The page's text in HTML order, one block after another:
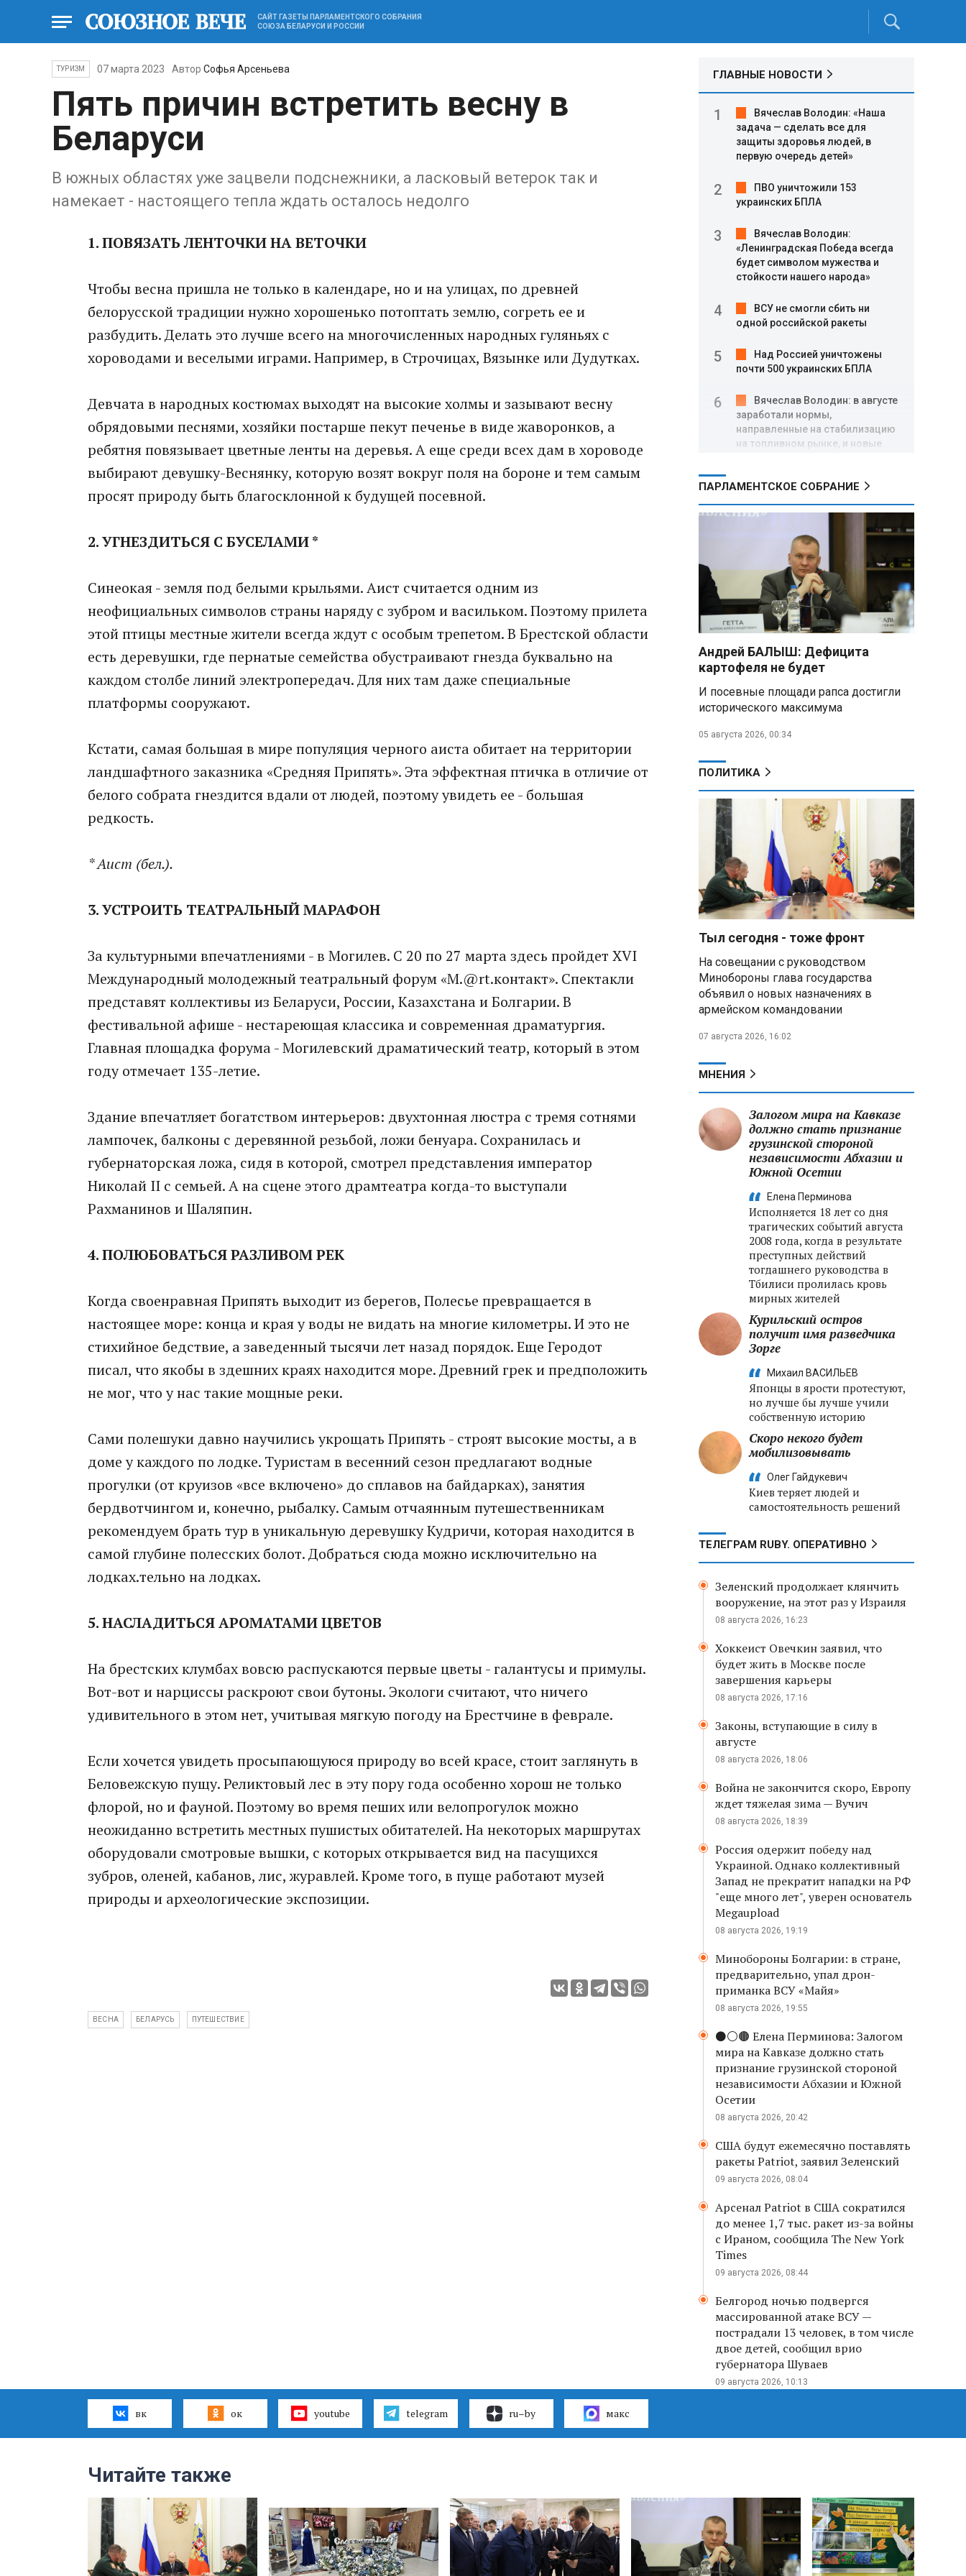
САЙТ ГАЗЕТЫ ПАРЛАМЕНТСКОГО СОБРАНИЯ
СОЮЗА БЕЛАРУСИ И РОССИИ
ТУРИЗМ 07 марта 2023 АвторСофья Арсеньева
Пять причин встретить весну в
Беларуси
В южных областях уже зацвели подснежники, а ласковый ветерок так и
намекает - настоящего тепла ждать осталось недолго
1. ПОВЯЗАТЬ ЛЕНТОЧКИ НА ВЕТОЧКИ
Чтобы весна пришла не только в календаре, но и на улицах, по древней
белорусской традиции нужно хорошенько потоптать землю, согреть ее и
разбудить. Делать это лучше всего на многочисленных народных гуляньях с
хороводами и веселыми играми. Например, в Строчицах, Вязынке или Дудутках.
Девчата в народных костюмах выходят на высокие холмы и зазывают весну
обрядовыми песнями, хозяйки постарше пекут печенье в виде жаворонков, а
ребятня повязывает цветные ленты на деревья. А еще среди всех дам в хороводе
выбирают девушку-Веснянку, которую возят вокруг поля на бороне и тем самым
просят природу быть благосклонной к будущей посевной.
2. УГНЕЗДИТЬСЯ С БУСЕЛАМИ *
Синеокая - земля под белыми крыльями. Аист считается одним из
неофициальных символов страны наряду с зубром и васильком. Поэтому прилета
этой птицы местные жители всегда ждут с особым трепетом. В Брестской области
есть деревушки, где пернатые семейства обустраивают гнезда буквально на
каждом столбе линий электропередач. Для них там даже специальные
платформы сооружают.
Кстати, самая большая в мире популяция черного аиста обитает на территории
ландшафтного заказника «Средняя Припять». Эта эффектная птичка в отличие от
белого собрата гнездится вдали от людей, поэтому увидеть ее - большая
редкость.
* Аист (бел.).
3. УСТРОИТЬ ТЕАТРАЛЬНЫЙ МАРАФОН
За культурными впечатлениями - в Могилев. С 20 по 27 марта здесь пройдет XVI
Международный молодежный театральный форум «M.@rt.контакт». Спектакли
представят коллективы из Беларуси, России, Казахстана и Болгарии. В
фестивальной афише - нестареющая классика и современная драматургия.
Главная площадка форума - Могилевский драматический театр, который в этом
году отмечает 135-летие.
Здание впечатляет богатством интерьеров: двухтонная люстра с тремя сотнями
лампочек, балконы с деревянной резьбой, ложи бенуара. Сохранилась и
губернаторская ложа, сидя в которой, смотрел представления император
Николай II с семьей. А на сцене этого драмтеатра когда-то выступали
Рахманинов и Шаляпин.
4. ПОЛЮБОВАТЬСЯ РАЗЛИВОМ РЕК
Когда своенравная Припять выходит из берегов, Полесье превращается в
настоящее море: конца и края у воды не видать на многие километры. И это не
стихийное бедствие, а заведенный тысячи лет назад порядок. Еще Геродот
писал, что якобы в здешних краях находится море. Древний грек и предположить
не мог, что у нас такие мощные реки.
Сами полешуки давно научились укрощать Припять - строят высокие мосты, а в
доме у каждого по лодке. Туристам в весенний сезон предлагают водные
прогулки (от круизов «все включено» до сплавов на байдарках), занятия
бердвотчингом и, конечно, рыбалку. Самым отчаянным путешественникам
рекомендуем брать тур в уникальную деревушку Кудричи, которая находится в
самой глубине полесских болот. Добраться сюда можно исключительно на
лодках.тельно на лодках.
5. НАСЛАДИТЬСЯ АРОМАТАМИ ЦВЕТОВ
На брестских клумбах вовсю распускаются первые цветы - галантусы и примулы.
Вот-вот и нарциссы раскроют свои бутоны. Экологи считают, что ничего
удивительного в этом нет, учитывая мягкую погоду на Брестчине в феврале.
Если хочется увидеть просыпающуюся природу во всей красе, стоит заглянуть в
Беловежскую пущу. Реликтовый лес в эту пору года особенно хорош не только
флорой, но и фауной. Поэтому во время пеших или велопрогулок можно
неожиданно встретить местных пушистых обитателей. На некоторых маршрутах
оборудовали смотровые вышки, с которых открывается вид на пасущихся
зубров, оленей, кабанов, лис, журавлей. Кроме того, в пуще работают музей
природы и археологические экспозиции.
ВЕСНА БЕЛАРУСЬ ПУТЕШЕСТВИЕ
ГЛАВНЫЕ НОВОСТИ
Вячеслав Володин: «Наша
задача — сделать все для
защиты здоровья людей, в
первую очередь детей»
ПВО уничтожили 153
украинских БПЛА
Вячеслав Володин:
«Ленинградская Победа всегда
будет символом мужества и
стойкости нашего народа»
ВСУ не смогли сбить ни
одной российской ракеты
Над Россией уничтожены
почти 500 украинских БПЛА
Вячеслав Володин: в августе
заработали нормы,
направленные на стабилизацию
на топливном рынке, и новые
Александр Лукашенко о
торговых сетях: Почему к
сельчанам вышли только
Премьер Литвы призвал не
пугать людей угрозой со
стороны РФ
подарили белорусский бинокль,
изготовленный по стандартам
В Белгородской области при
еще четыре человека
Александр Лукашенко о
работе Белкоопсоюза: «Если это
так, это жуть»
Минск возглавил рейтинг
самых популярных зарубежных
городов у российских туристов
Минобороны РФ: при
освобождении Анискино ВСУ
военных сдалась в плен
Александр Лукашенко:
Россияне «услышали батьку» и
скупают пустующие дома в
белорусских деревнях
Алесандр Лукашенко назвал
«неудовлетворительной» и
ПАРЛАМЕНТСКОЕ СОБРАНИЕ
Андрей БАЛЫШ: Дефицита
картофеля не будет
И посевные площади рапса достигли
исторического максимума
05 августа 2026, 00:34
ПОЛИТИКА
Тыл сегодня - тоже фронт
На совещании с руководством
Минобороны глава государства
объявил о новых назначениях в
армейском командовании
07 августа 2026, 16:02
МНЕНИЯ
Залогом мира на Кавказе
должно стать признание
грузинской стороной
независимости Абхазии и
Южной Осетии
Елена Перминова
Исполняется 18 лет со дня
трагических событий августа
2008 года, когда в результате
преступных действий
тогдашнего руководства в
Тбилиси пролилась кровь
мирных жителей
Курильский остров
получит имя разведчика
Зорге
Михаил ВАСИЛЬЕВ
Японцы в ярости протестуют,
но лучше бы лучше учили
собственную историю
Скоро некого будет
мобилизовывать
Олег Гайдукевич
Киев теряет людей и
самостоятельность решений
ТЕЛЕГРАМ RUBY. ОПЕРАТИВНО
Зеленский продолжает клянчить
вооружение, на этот раз у Израиля
08 августа 2026, 16:23
Хоккеист Овечкин заявил, что
будет жить в Москве после
завершения карьеры
08 августа 2026, 17:16
Законы, вступающие в силу в
августе
08 августа 2026, 18:06
Война не закончится скоро, Европу
ждет тяжелая зима — Вучич
08 августа 2026, 18:39
Россия одержит победу над
Украиной. Однако коллективный
Запад не прекратит нападки на РФ
"еще много лет", уверен основатель
Megaupload
08 августа 2026, 19:19
Минобороны Болгарии: в стране,
предварительно, упал дрон-
приманка ВСУ «Майя»
08 августа 2026, 19:55
⚫️⚪️🟤 Елена Перминова: Залогом
мира на Кавказе должно стать
признание грузинской стороной
независимости Абхазии и Южной
Осетии
08 августа 2026, 20:42
США будут ежемесячно поставлять
ракеты Patriot, заявил Зеленский
09 августа 2026, 08:04
Арсенал Patriot в США сократился
до менее 1,7 тыс. ракет из-за войны
с Ираном, сообщила The New York
Times
09 августа 2026, 08:44
Белгород ночью подвергся
массированной атаке ВСУ —
пострадали 13 человек, в том числе
двое детей, сообщил врио
губернатора Шуваев
09 августа 2026, 10:13
вк ок youtube telegram ru–by макс
Читайте также